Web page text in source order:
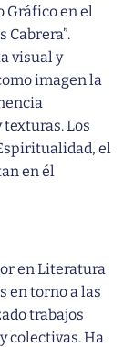
Gráfico en el
Cabrera”.
visual y
imagen la
Los
el
en él
en Literatura
en torno a las
trabajos
colectivas. Ha